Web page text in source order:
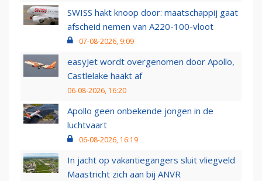
SWISS hakt knoop door: maatschappij gaat
afscheid nemen van A220-100-vloot
07-08-2026, 9:09
easyJet wordt overgenomen door Apollo,
Castlelake haakt af
06-08-2026, 16:20
Apollo geen onbekende jongen in de
luchtvaart
06-08-2026, 16:19
In jacht op vakantiegangers sluit vliegveld
Maastricht zich aan bij ANVR